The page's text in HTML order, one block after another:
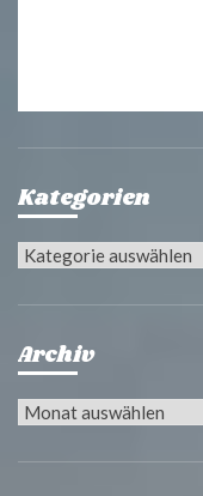
Kategorien
Kategorien
Archiv
Archiv